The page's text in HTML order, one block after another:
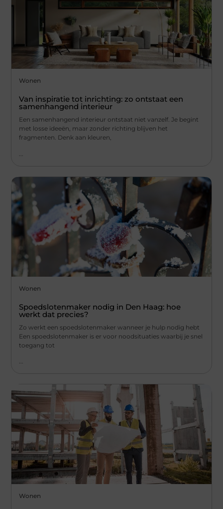
Wonen
Van inspiratie tot inrichting: zo ontstaat een
samenhangend interieur
Een samenhangend interieur ontstaat niet vanzelf. Je begint
met losse ideeën, maar zonder richting blijven het
fragmenten. Denk aan kleuren,
Wonen
Spoedslotenmaker nodig in Den Haag: hoe
werkt dat precies?
Zo werkt een spoedslotenmaker wanneer je hulp nodig hebt
Een spoedslotenmaker is er voor noodsituaties waarbij je snel
toegang tot
...
Wonen